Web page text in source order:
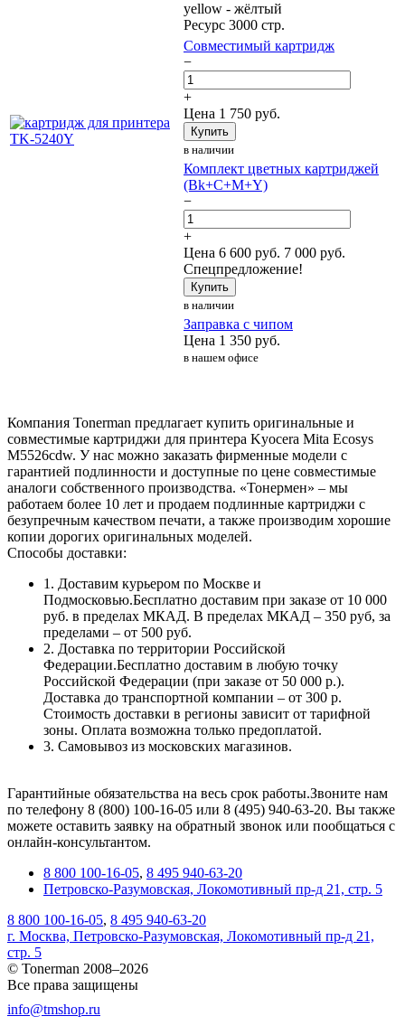
yellow - жёлтый
Ресурс 3000 стр.
Совместимый картридж
−
+
Цена 1 750 руб.
Купить
в наличии
Комплект цветных картриджей
(Bk+C+M+Y)
−
+
Цена 6 600 руб. 7 000 руб.
Спецпредложение!
Купить
в наличии
Заправка с чипом
Цена 1 350 руб.
в нашем офисе
Компания Tonerman предлагает купить оригинальные и
совместимые картриджи для принтера Kyocera Mita Ecosys
M5526cdw. У нас можно заказать фирменные модели с
гарантией подлинности и доступные по цене совместимые
аналоги собственного производства. «Тонермен» – мы
работаем более 10 лет и продаем подлинные картриджи с
безупречным качеством печати, а также производим хорошие
копии дорогих оригинальных моделей.
Способы доставки:
1. Доставим курьером по Москве и
Подмосковью.Бесплатно доставим при заказе от 10 000
руб. в пределах МКАД. В пределах МКАД – 350 руб, за
пределами – от 500 руб.
2. Доставка по территории Российской
Федерации.Бесплатно доставим в любую точку
Российской Федерации (при заказе от 50 000 р.).
Доставка до транспортной компании – от 300 р.
Стоимость доставки в регионы зависит от тарифной
зоны. Оплата возможна только предоплатой.
3. Самовывоз из московских магазинов.
Гарантийные обязательства на весь срок работы.Звоните нам
по телефону 8 (800) 100-16-05 или 8 (495) 940-63-20. Вы также
можете оставить заявку на обратный звонок или пообщаться с
онлайн-консультантом.
8 800 100-16-05, 8 495 940-63-20
Петровско-Разумовская, Локомотивный пр-д 21, стр. 5
8 800 100-16-05, 8 495 940-63-20
г. Москва, Петровско-Разумовская, Локомотивный пр-д 21,
стр. 5
© Tonerman 2008–2026
Все права защищены
info@tmshop.ru